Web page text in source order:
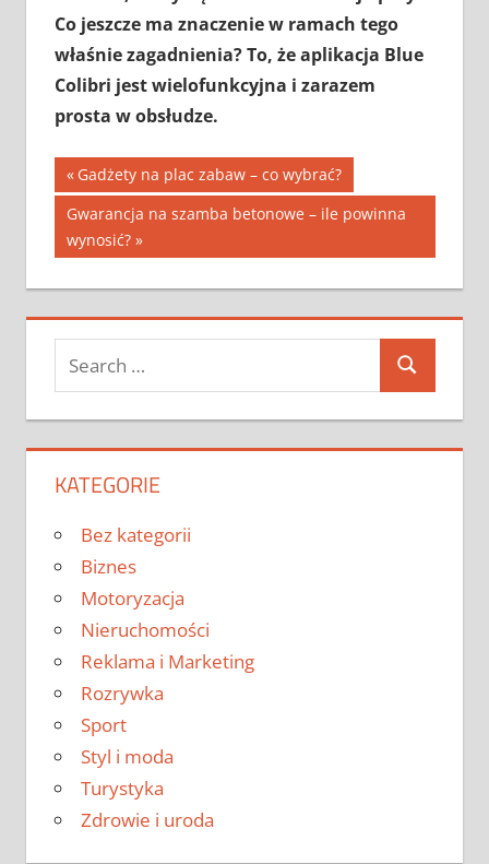
Co jeszcze ma znaczenie w ramach tego
właśnie zagadnienia? To, że aplikacja Blue
Colibri jest wielofunkcyjna i zarazem
prosta w obsłudze.
Nawigacja
wpisu
Previous
Post:
Gadżety na plac zabaw – co wybrać?
Next
Post:
Gwarancja na szamba betonowe – ile powinna
wynosić?
Search
for:
Search
KATEGORIE
Bez kategorii
Biznes
Motoryzacja
Nieruchomości
Reklama i Marketing
Rozrywka
Sport
Styl i moda
Turystyka
Zdrowie i uroda